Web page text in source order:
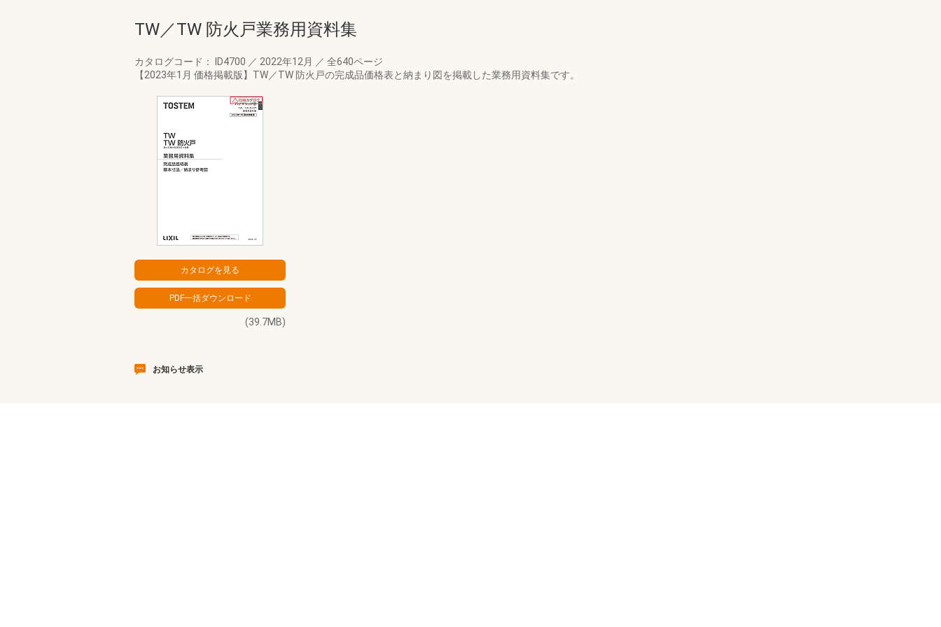
TW／TW 防火戸業務用資料集
カタログコード： ID4700 ／ 2022年12月 ／ 全640ページ
【2023年1月 価格掲載版】TW／TW 防火戸の完成品価格表と納まり図を掲載した業務用資料集です。
(39.7MB)
お知らせ表示